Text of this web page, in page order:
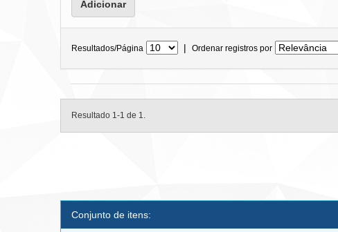
Resultados/Página | Ordenar registros por
Resultado 1-1 de 1.
Conjunto de itens: